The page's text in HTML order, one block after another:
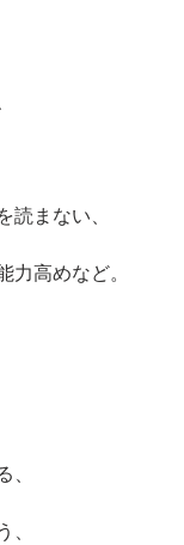
読まない、
力高めなど。
、
、